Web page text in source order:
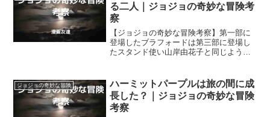
る二人｜ジョジョの奇妙な冒険考
察
【ジョジョの奇妙な冒険考察】第一部に
登場したブラフォードは第三部に登場し
たスタンド使い山岸由花子と同じように
タンド使いだったのでしょうか？
ジョジョの奇妙な冒険
ハーミットパープルは旅の間に成
長した？｜ジョジョの奇妙な冒険
考察